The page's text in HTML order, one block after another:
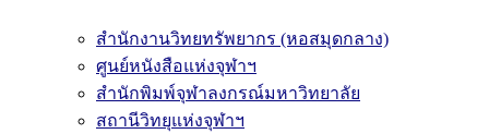
สำนักงานวิทยทรัพยากร (หอสมุดกลาง)
ศูนย์หนังสือแห่งจุฬาฯ
สำนักพิมพ์จุฬาลงกรณ์มหาวิทยาลัย
สถานีวิทยุแห่งจุฬาฯ